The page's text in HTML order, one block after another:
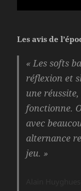
Les avis de
« Les softs
réflexion et
une
fonctionne.
avec
alternance
jeu. »